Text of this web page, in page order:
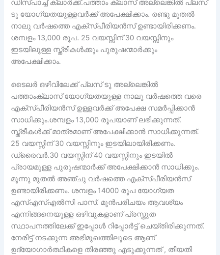
ഡിസ്പാച്ച് ക്ലാർക്ക്.പത്താം ക്ലാസ് അല്ലെങ്കിൽ പ്ലസ്
ടു യോഗ്യതയുള്ളവർക്ക് അപേക്ഷിക്കാം. രണ്ടു മുതൽ
നാലു വർഷത്തെ എക്സ്പീരിയൻസ് ഉണ്ടായിരിക്കണം.
ശമ്പളം 13,000 രൂപ. 25 വയസ്സിന് 30 വയസ്സിനും
ഇടയിലുള്ള സ്ത്രീകൾക്കും പുരുഷന്മാർക്കും
അപേക്ഷിക്കാം.
ടൈലർ ഒഴിവിലേക്ക് പ്ലസ് ടു അല്ലെങ്കിൽ
പത്താംക്ലാസ് യോഗ്യതയുള്ള നാലു വർഷത്തെ വരെ
എക്സ്പീരിയൻസ് ഉള്ളവർക്ക് അപേക്ഷ സമർപ്പിക്കാൻ
സാധിക്കും.ശമ്പളം 13,000 രൂപയാണ് ലഭിക്കുന്നത്.
സ്ത്രീകൾക്ക് മാത്രമാണ് അപേക്ഷിക്കാൻ സാധിക്കുന്നത്.
25 വയസ്സിന് 30 വയസ്സിനും ഇടയിലായിരിക്കണം.
ഡ്രൈവർ.30 വയസ്സിന് 40 വയസ്സിനും ഇടയിൽ
പ്രായമുള്ള പുരുഷന്മാർക്ക് അപേക്ഷിക്കാൻ സാധിക്കും.
മൂന്നു മുതൽ അഞ്ചു വർഷത്തെ എക്സ്പീരിയൻസ്
ഉണ്ടായിരിക്കണം. ശമ്പളം 14000 രൂപ യോഗ്യത
എസ്എസ്എൽസി പാസ്. മുൻപരിചയം ആവശ്യം
എന്നിങ്ങനെയുള്ള ഒഴിവുകളാണ് പ്രസ്തുത
സ്ഥാപനത്തിലേക്ക് ഇപ്പോൾ റിപ്പോർട്ട് ചെയ്തിരിക്കുന്നത്.
നേരിട്ട് നടക്കുന്ന അഭിമുഖത്തിലൂടെ ആണ്
ഉദ്യോഗാർത്ഥികളെ തിരഞ്ഞു എടുക്കുന്നത് , തീയതി